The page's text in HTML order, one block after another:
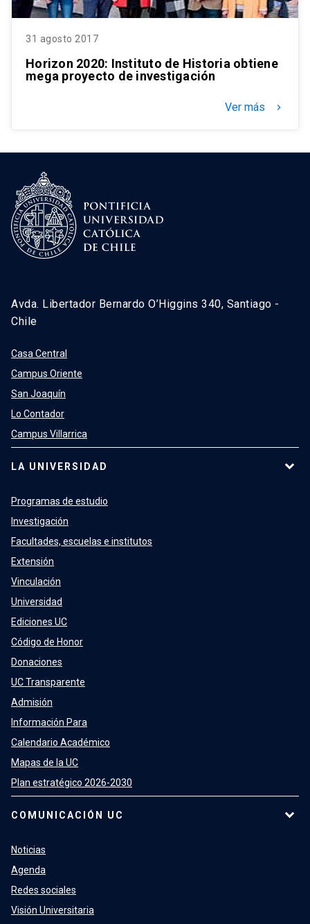
31 agosto 2017
Horizon 2020: Instituto de Historia obtiene
mega proyecto de investigación
Ver más keyboard_arrow_right
Avda. Libertador Bernardo O’Higgins 340, Santiago -
Chile
Casa Central
Campus Oriente
San Joaquín
Lo Contador
Campus Villarrica
LA UNIVERSIDAD
Programas de estudio
Investigación
Facultades, escuelas e institutos
Extensión
Vinculación
Universidad
Ediciones UC
Código de Honor
Donaciones
UC Transparente
Admisión
Información Para
Calendario Académico
Mapas de la UC
Plan estratégico 2026-2030
COMUNICACIÓN UC
Noticias
Agenda
Redes sociales
Visión Universitaria